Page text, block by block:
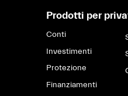
Prodotti per
Conti
Investimenti
Protezione
Finanziamenti